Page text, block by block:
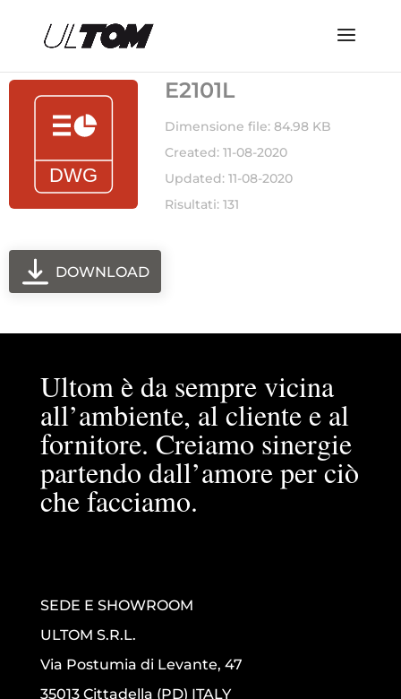
E2101L
Dimensione file: 84.98 KB
Created: 11-08-2020
Updated: 11-08-2020
Risultati: 131
DOWNLOAD
Ultom è da sempre vicina
all’ambiente, al cliente e al
fornitore. Creiamo sinergie
partendo dall’amore per ciò
che facciamo.
SEDE E SHOWROOM
ULTOM S.R.L.
Via Postumia di Levante, 47
35013 Cittadella (PD) ITALY